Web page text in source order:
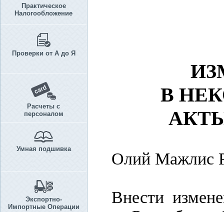
Практическое
Налогообложение
Проверки от А до Я
Расчеты с
персоналом
Умная подшивка
Экспортно-
Импортные Операции
В
Олий Мажлис
Внести